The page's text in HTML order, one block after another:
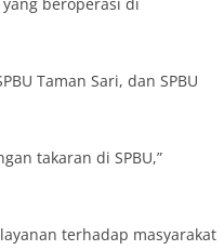
Taman Sari, dan SPBU
takaran di SPBU,”
terhadap masyarakat